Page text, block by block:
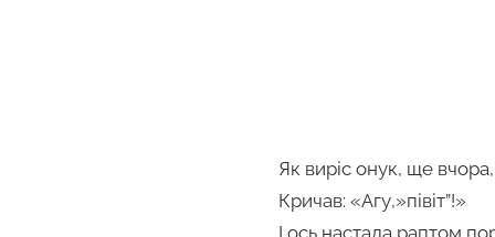
Як виріс онук, ще вчора,
Кричав: «Агу,»півіт”!»
І ось настала раптом